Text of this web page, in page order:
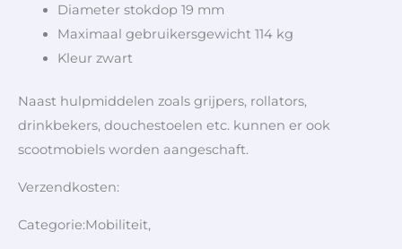
Diameter stokdop 19 mm
Maximaal gebruikersgewicht 114 kg
Kleur zwart
Naast hulpmiddelen zoals grijpers, rollators,
drinkbekers, douchestoelen etc. kunnen er ook
scootmobiels worden aangeschaft.
Verzendkosten:
Categorie:Mobiliteit,